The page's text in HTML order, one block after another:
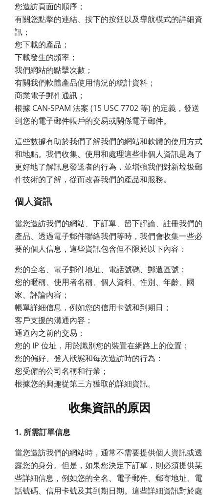
您造訪頁面的順序；
有關您點擊的連結、按下的按鈕以及導航模式的詳細資
訊；
您下載的產品；
下載發生的頻率；
我們網站的點擊次數；
有關我們軟體產品使用情況的統計資料；
商業電子郵件通訊；
根據 CAN-SPAM 法案 (15 USC 7702 等) 的定義，發送
到您的電子郵件帳戶的交易或關係電子郵件。
這些數據有助於我們了解我們的網站和軟體的使用方式
和地點。我們收集、使用和處理這些非個人資訊是為了
更好地了解訊息發送者的行為，並增強我們對新垃圾郵
件技術的了解，從而改善我們的產品和服務。
個人資訊
當您造訪我們的網站、下訂單、留下評論、註冊我們的
產品、透過電子郵件聯絡我們等時，我們會收集一些必
要的個人信息，這些資訊包含但不限於以下內容：
您的全名、電子郵件地址、電話號碼、郵遞區號；
您的暱稱、使用者名稱、個人資料、性別、年齡、國
家、評論內容；
帳單詳細信息，例如您的信用卡號和到期日；
客戶支援的溝通內容；
通道內之前的交易；
您的 IP 位址，用於識別您的裝置在網路上的位置；
您的偏好、登入狀態和每次造訪時的行為：
您受僱的公司名稱和行業；
根據您的興趣從第三方獲取的詳細資訊。
收集資訊的原因
1. 所需訂單信息
當您造訪我們的網站時，通常不需要提供個人資訊或透
露您的身分。但是，如果您決定下訂單，則必須提供某
些詳細信息，例如您的全名、電子郵件、郵寄地址、電
話號碼、信用卡號及其到期日期。這些詳細資訊對於處